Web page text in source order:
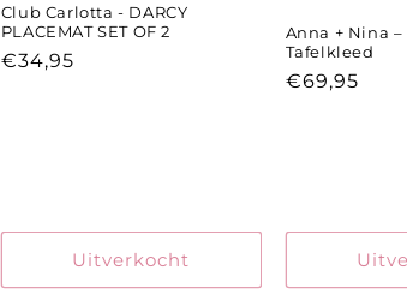
Club Carlotta - DARCY
PLACEMAT SET OF 2
Normale
€34,95
Uitverkocht
Anna + Nina
Tafelkleed
Normale
€69,95